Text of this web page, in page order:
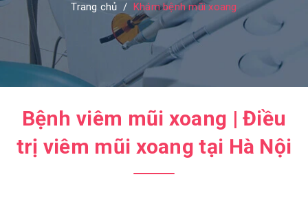
Trang chủ / Khám bệnh mũi xoang
Bệnh viêm mũi xoang | Điều
trị viêm mũi xoang tại Hà Nội